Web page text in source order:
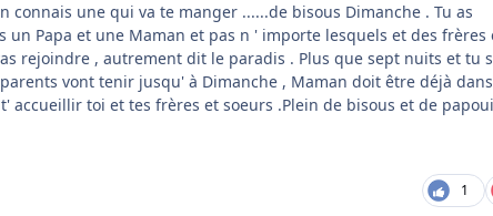
connais une qui va te manger ......de bisous Dimanche . Tu as
Papa et une Maman et pas n ' importe lesquels et des frères
rejoindre , autrement dit le paradis . Plus que sept nuits et tu
vont tenir jusqu' à Dimanche , Maman doit être déjà
toi et tes frères et soeurs .Plein de bisous et de
1